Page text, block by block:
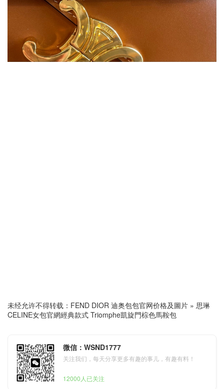
未经允许不得转载： FEND DIOR 迪奥包包官网价格及圖片 » 思琳
CELINE女包官網經典款式 Triomphe凱旋門棕色馬鞍包
微信：WSND1777
关注我们，每天分享更多有趣的事儿，有趣有料！
12000人已关注